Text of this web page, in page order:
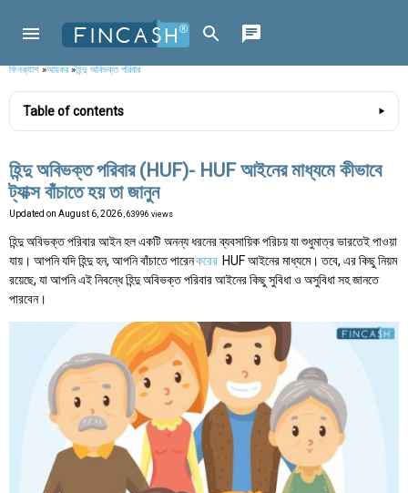
ফিনক্যাশ»আয়কর»হিন্দু অবিভক্ত পরিবার
Table of contents
হিন্দু অবিভক্ত পরিবার (HUF)- HUF আইনের মাধ্যমে কীভাবে
ট্যাক্স বাঁচাতে হয় তা জানুন
Updated on August 6, 2026 , 63996 views
হিন্দু অবিভক্ত পরিবার আইন হল একটি অনন্য ধরনের ব্যবসায়িক পরিচয় যা শুধুমাত্র ভারতেই পাওয়া
যায়। আপনি যদি হিন্দু হন, আপনি বাঁচাতে পারেনকরের HUF আইনের মাধ্যমে। তবে, এর কিছু নিয়ম
রয়েছে, যা আপনি এই নিবন্ধে হিন্দু অবিভক্ত পরিবার আইনের কিছু সুবিধা ও অসুবিধা সহ জানতে
পারবেন।